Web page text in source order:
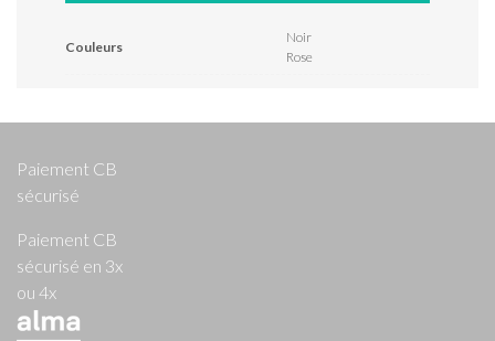
Couleurs
Noir
Rose
Paiement CB
sécurisé
Paiement CB
sécurisé en 3x
ou 4x